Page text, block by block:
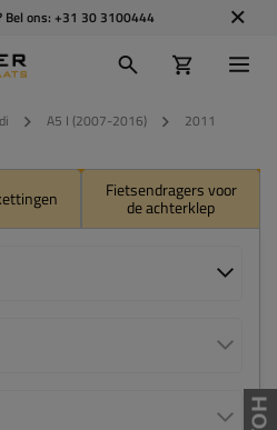
Bel ons: +31 30 3100444
A5 I (2007-2016) 2011
Fietsendragers voor
de achterklep